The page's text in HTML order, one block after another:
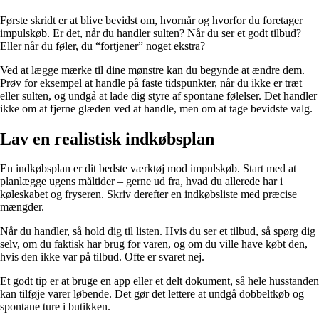
Første skridt er at blive bevidst om, hvornår og hvorfor du foretager
impulskøb. Er det, når du handler sulten? Når du ser et godt tilbud?
Eller når du føler, du “fortjener” noget ekstra?
Ved at lægge mærke til dine mønstre kan du begynde at ændre dem.
Prøv for eksempel at handle på faste tidspunkter, når du ikke er træt
eller sulten, og undgå at lade dig styre af spontane følelser. Det handler
ikke om at fjerne glæden ved at handle, men om at tage bevidste valg.
Lav en realistisk indkøbsplan
En indkøbsplan er dit bedste værktøj mod impulskøb. Start med at
planlægge ugens måltider – gerne ud fra, hvad du allerede har i
køleskabet og fryseren. Skriv derefter en indkøbsliste med præcise
mængder.
Når du handler, så hold dig til listen. Hvis du ser et tilbud, så spørg dig
selv, om du faktisk har brug for varen, og om du ville have købt den,
hvis den ikke var på tilbud. Ofte er svaret nej.
Et godt tip er at bruge en app eller et delt dokument, så hele husstanden
kan tilføje varer løbende. Det gør det lettere at undgå dobbeltkøb og
spontane ture i butikken.